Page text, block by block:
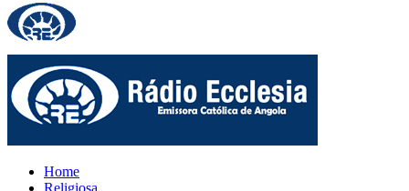
Home
Religiosa